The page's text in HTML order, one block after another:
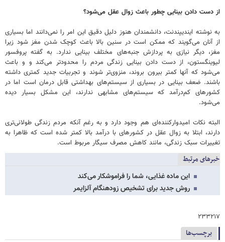
از دست دادن بینایی چطور باعث زوال عقل می‌شود؟
به نوشته ایندیپندنت، دانشمندان هنوز دلیل دقیق این امر را نمی‌دانند اما بسیاری
از آنان می‌گویند که ممکن است در سنین بالا باعث کوچک شدن مغز شود زیرا
مغز، دیگر نیازی به پردازش جنبه‌های مختلف بینایی ندارد. به گفته پروفسور
لیوینگستون، از دست دادن بینایی زندگی مردم را محدودتر می‌کند و و باعث
می‌شود که آنها کمتر بیرون بروند، منزوی‌تر شوند و تجربیات جدید کمتری داشته
باشند. ضعف بینایی در بسیاری از سیستم‌های بهداشتی قابل درمان است اما در
کشورهای کم‌درآمد که سیستم‌های مشابهی ندارند، این مشکل بسیار دیده
می‌شود.
البته نکات امیدوارکننده‌ای هم وجود دارد و به رغم آنکه مردم زندگی طولانی‌تری
دارند، ابتلا به زوال عقل در کشورهای با درآمد بالا کمتر شده است که ظاهرا به
تغییرات سبک زندگی، مانند کاهش مصرف سیگار مربوط است.
خبرهای مرتبط
این ماده غذایی، شما را فراموشکار می‌کند
روش جدید برای تشخیص زودهنگام آلزایمر
۲۳۳۲۱۷
برچسب‌ها